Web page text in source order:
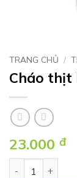
TRANG CHỦ /
Cháo thịt
23.000 đ